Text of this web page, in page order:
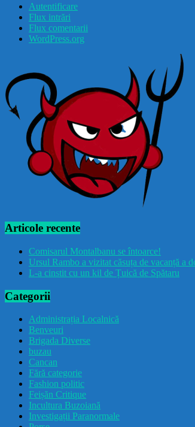
Autentificare
Flux intrări
Flux comentarii
WordPress.org
Articole recente
Comisarul Montalbanu se întoarce!
Ursul Rambo a vizitat căsuța de vacanță a
L-a cinstit cu un kil de Țuică de Spătaru
Categorii
Administrația Localnică
Benveuri
Brigada Diverse
buzau
Cancan
Fără categorie
Fashion politic
Feișăn Critique
Incultura Buzoiană
Investigații Paranormale